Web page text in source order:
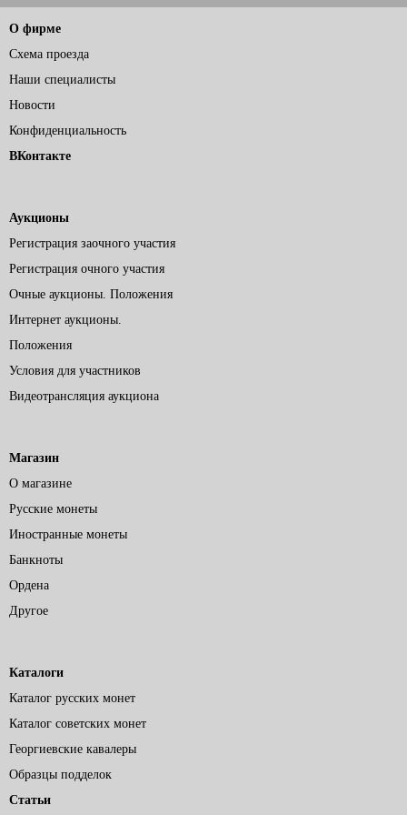
О фирме
Схема проезда
Наши специалисты
Новости
Конфиденциальность
ВКонтакте
Аукционы
Регистрация заочного участия
Регистрация очного участия
Очные аукционы. Положения
Интернет аукционы.
Положения
Условия для участников
Видеотрансляция аукциона
Магазин
О магазине
Русские монеты
Иностранные монеты
Банкноты
Ордена
Другое
Каталоги
Каталог русских монет
Каталог советских монет
Георгиевские кавалеры
Образцы подделок
Статьи